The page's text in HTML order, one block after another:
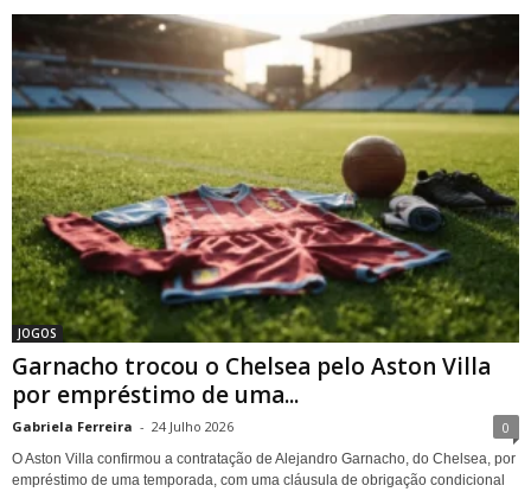
JOGOS
Garnacho trocou o Chelsea pelo Aston Villa
por empréstimo de uma...
Gabriela Ferreira - 24 Julho 2026 0
O Aston Villa confirmou a contratação de Alejandro Garnacho, do Chelsea, por
empréstimo de uma temporada, com uma cláusula de obrigação condicional